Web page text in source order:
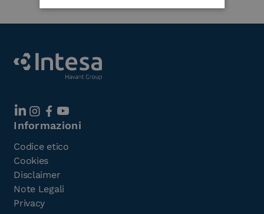
Informazioni
Codice etico
Cookies
Disclaimer
Note Legali
Privacy